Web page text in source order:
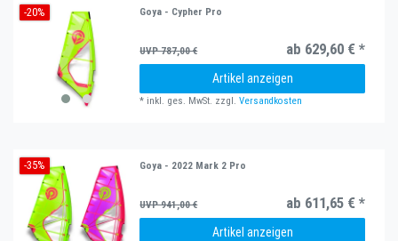
-20% Goya - Cypher Pro
UVP 787,00 € ab 629,60 € *
Artikel anzeigen
* inkl. ges. MwSt. zzgl.Versandkosten
-35% Goya - 2022 Mark 2 Pro
UVP 941,00 € ab 611,65 € *
Artikel anzeigen